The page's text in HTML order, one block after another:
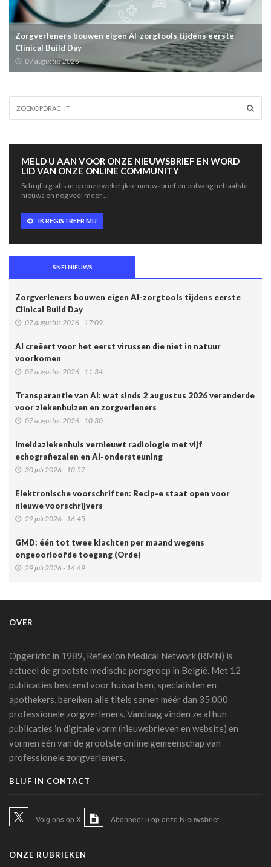
Zorgverleners bouwen eigen AI-zorgtools tijdens eerste
Clinical Build Day
07 augustus 2026
MELD U AAN VOOR ONZE NIEUWSBRIEF EN WORD
LID VAN ONZE ONLINE COMMUNITY
Schrijf u gratis in op onze wekelijkse nieuwsbrief en ontvang het laatste
nieuws en nog veel meer ...
IK REGISTREER MIJ
SNELNIEUWS
Zorgverleners bouwen eigen AI-zorgtools tijdens eerste
Clinical Build Day
07 augustus 2026 - 17:09
AI creëert voor het eerst virussen die niet in natuur
voorkomen
07 augustus 2026 - 11:34
Transparantie van AI: wat sinds 2 augustus 2026 veranderde
voor ziekenhuizen en zorgverleners
07 augustus 2026 - 10:30
Imeldaziekenhuis vernieuwt radiologie met vijf
echografiezalen en AI-ondersteuning
30 juli 2026 - 10:57
Elektronische voorschriften: Recip-e staat open voor
nieuwe voorschrijvers
29 juli 2026 - 16:45
GMD: één tot twee klachten per maand wegens
ongeoorloofde toegang (Orde)
29 juli 2026 - 14:49
chatbot voor zijn of haar geestelijke gezondheid
14 juli 2026 - 17:29
Alzheimer: een score voorspelt dementie tien jaar vóór het
optreden van symptomen
14 juli 2026 - 11:14
AI en klinische proeven: een pleidooi voor meer
14 juli 2026 - 11:06
hartdecompensatie
OVER
Opgericht in 1989, Reflexion Medical Network (RMN) is
actueel de grootste medische persgroep in België. Met 12
publicaties bestemd voor huisartsen, specialisten en
apothekers, bereiken alle titels samen méér dan 35.000
professionele zorgverleners. Vandaag vinden ze al hun
publicaties in digitale vorm (nieuwsbrieven en website) en
vormen één van de grootste online gemeenschap van
professionele zorgverleners.
BLIJF IN CONTACT
Volg ons op X Abonneer u op onze Nieuwsbrief
ONZE RUBRIEKEN